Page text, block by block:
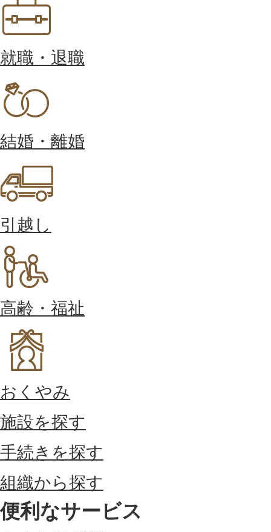
就職・退職
結婚・離婚
引越し
高齢・福祉
おくやみ
施設を探す
手続きを探す
組織から探す
便利なサービス